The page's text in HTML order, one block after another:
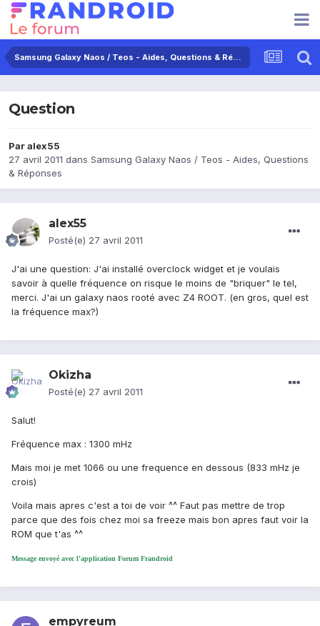
Samsung Galaxy Naos / Teos - Aides, Questions & Réponses
Question
Paralex55
27 avril 2011 dans Samsung Galaxy Naos / Teos - Aides, Questions
& Réponses
alex55
Posté(e) 27 avril 2011
J'ai une question: J'ai installé overclock widget et je voulais
savoir à quelle fréquence on risque le moins de "briquer" le tel,
merci. J'ai un galaxy naos rooté avec Z4 ROOT. (en gros, quel est
la fréquence max?)
Okizha
Posté(e) 27 avril 2011
Salut!
Fréquence max : 1300 mHz
Mais moi je met 1066 ou une frequence en dessous (833 mHz je
crois)
Voila mais apres c'est a toi de voir ^^ Faut pas mettre de trop
parce que des fois chez moi sa freeze mais bon apres faut voir la
ROM que t'as ^^
Message envoyé avec l'application Forum Frandroid
empyreum